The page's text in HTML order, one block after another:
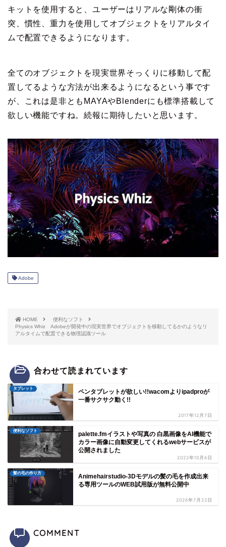
キットを使用すると、ユーザーはリアルな剛体の衝
突、慣性、重力を使用してオブジェクトをリアルタイ
ムで配置できるようになります。
全てのオブジェクトを現実世界そっくりに移動して配
置してるような方法が出来るようになるという事です
が、これは是非ともMAYAやBlenderにも標準搭載して
欲しい機能ですね。続報に期待したいと思います。
Adobe
HOME
便利なソフト
Physics Whiz Adobeが開発中の現実世界でオブジェクトを移動してるかのようなリ
アルタイムで配置できる物理認識ツール
合わせて読まれています
タブレット
ペンタブレットが欲しい!!wacomよりipadproが
一番サクサク動く!!
2017年12月7日
便利なソフト
palette.fmイラストや写真の 白黒画像をAI機能で
カラー画像に自動変更してくれるwebサービスが
公開されました
2022年10月6日
髪の毛の作り方
Animehairstudio-3Dモデルの髪の毛を作成出来
る専用ツールのWEB試用版が無料公開中
2026年7月22日
COMMENT